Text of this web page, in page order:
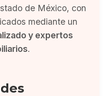
de México, con
mediante un
y expertos
.